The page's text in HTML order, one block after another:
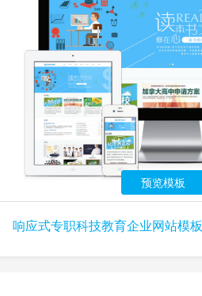
预览模板
响应式专职科技教育企业网站模板